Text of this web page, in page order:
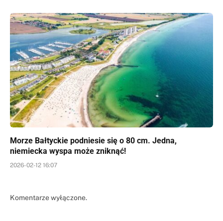
Morze Bałtyckie podniesie się o 80 cm. Jedna,
niemiecka wyspa może zniknąć!
2026-02-12 16:07
Komentarze wyłączone.